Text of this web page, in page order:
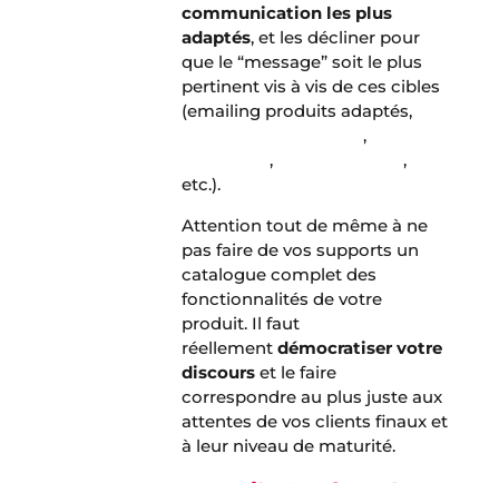
communication les plus
adaptés, et les décliner pour
que le “message” soit le plus
pertinent vis à vis de ces cibles
(emailing produits adaptés,
retours d’expériences,
marketing, référencement,
etc.).
Attention tout de même à ne
pas faire de vos supports un
catalogue complet des
fonctionnalités de votre
produit. Il faut
réellementdémocratiser votre
discourset le faire
correspondre au plus juste aux
attentes de vos clients finaux et
à leur niveau de maturité.